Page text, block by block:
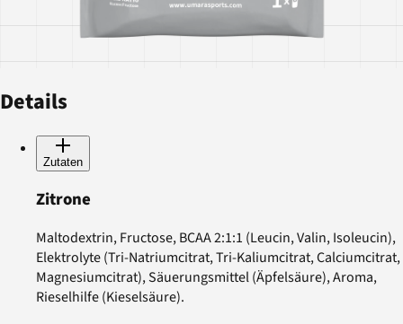
Details
Zutaten
Zitrone
Maltodextrin, Fructose, BCAA 2:1:1 (Leucin, Valin, Isoleucin),
Elektrolyte (Tri-Natriumcitrat, Tri-Kaliumcitrat, Calciumcitrat,
Magnesiumcitrat), Säuerungsmittel (Äpfelsäure), Aroma,
Rieselhilfe (Kieselsäure).